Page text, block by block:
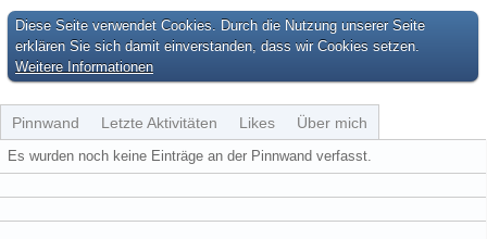
Diese Seite verwendet Cookies. Durch die Nutzung unserer Seite
erklären Sie sich damit einverstanden, dass wir Cookies setzen.
Weitere Informationen
Pinnwand Letzte Aktivitäten Likes Über mich
Es wurden noch keine Einträge an der Pinnwand verfasst.